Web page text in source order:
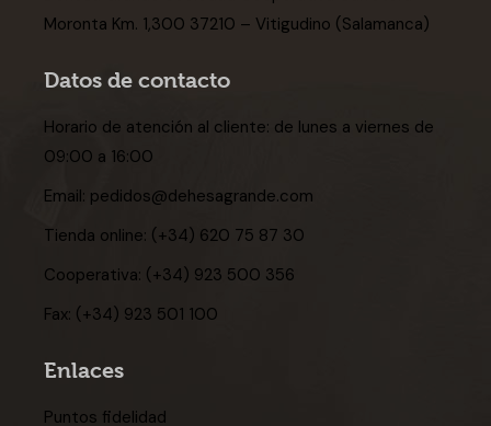
Moronta Km. 1,300 37210 – Vitigudino (Salamanca)
Datos de contacto
Horario de atención al cliente: de lunes a viernes de
09:00 a 16:00
Email: pedidos@dehesagrande.com
Tienda online: (+34) 620 75 87 30
Cooperativa: (+34) 923 500 356
Fax: (+34) 923 501 100
Enlaces
Puntos fidelidad